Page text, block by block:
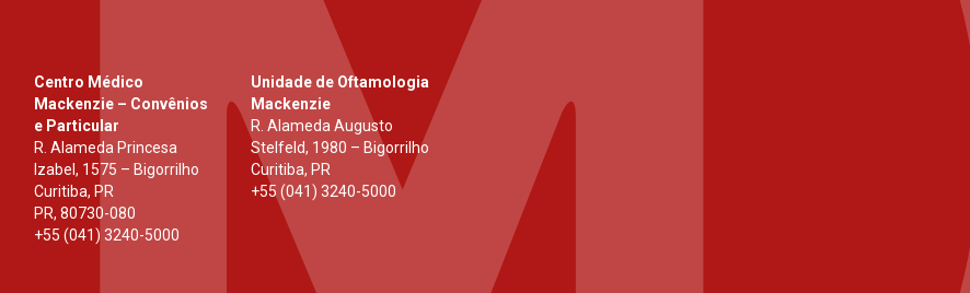
Centro Médico
Mackenzie – Convênios
e Particular
R. Alameda Princesa
Izabel, 1575 – Bigorrilho
Curitiba, PR
PR, 80730-080
+55 (041) 3240-5000
Unidade de Oftamologia
Mackenzie
R. Alameda Augusto
Stelfeld, 1980 – Bigorrilho
Curitiba, PR
+55 (041) 3240-5000